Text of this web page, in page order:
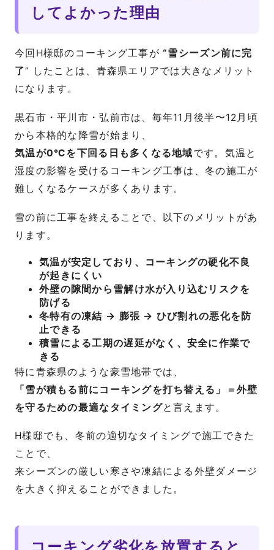
してよかった理由
今回H様邸のコーキング工事が“雪シーズン前に完
了” したことは、青森県エリアでは大きなメリット
になります。
黒石市・平川市・弘前市は、毎年11月後半〜12月頃
から本格的な降雪が始まり、
気温が0℃を下回る日も多くなる地域です。気温と
湿度の影響を受けるコーキング工事は、冬の施工が
難しくなるケースが多くあります。
雪の前に工事を終えることで、以下のメリットがあ
ります。
気温が安定しており、コーキングの硬化不良
が起きにくい
外壁の隙間から雪解け水が入り込むリスクを
防げる
冬特有の凍結 → 膨張 → ひび割れの悪化を防
止できる
積雪による工期の遅延がなく、安全に作業で
きる
特に青森県のような豪雪地帯では、
「雪が積もる前にコーキングを打ち替える」＝外壁
を守るための最適なタイミングと言えます。
H様邸でも、冬前の適切なタイミングで施工できた
ことで、
来シーズンの厳しい寒さや凍結による外壁ダメージ
を大きく抑えることができました。